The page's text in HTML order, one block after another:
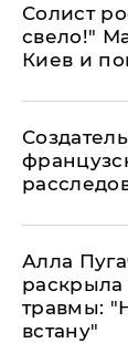
Солист
свело!"
Киев и
Алла
травмы:
встану"